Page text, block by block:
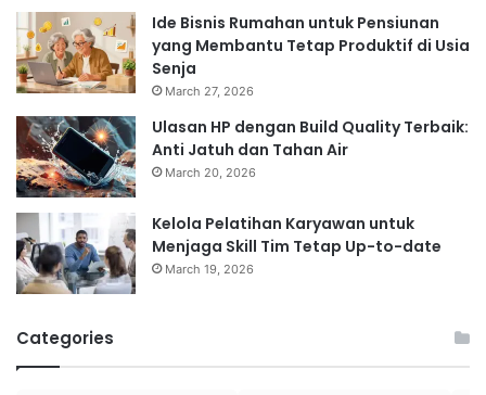
Ide Bisnis Rumahan untuk Pensiunan
yang Membantu Tetap Produktif di Usia
Senja
March 27, 2026
Ulasan HP dengan Build Quality Terbaik:
Anti Jatuh dan Tahan Air
March 20, 2026
Kelola Pelatihan Karyawan untuk
Menjaga Skill Tim Tetap Up-to-date
March 19, 2026
Categories